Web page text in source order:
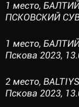
1 место,
ПСКОВСКИЙ
1 место,
Пскова 2023,
2 место,
Пскова 2023,